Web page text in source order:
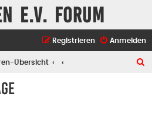
e.V. Forum
Anmelden
Registrieren
Übersicht